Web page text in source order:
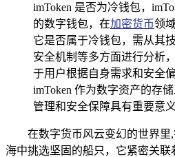
imToken 是否为冷钱包，
的数字钱包，在加密货币领
它是否属于冷钱包，需从其
安全机制等多方面进行分析
于用户根据自身需求和安全
imToken 作为数字资产的存
管理和安全保障具有重要意义
在数字货币风云变幻的世界
海中挑选坚固的船只，它紧密关